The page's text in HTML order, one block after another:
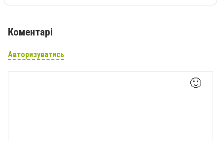
Коментарі
Авторизуватись
🙂